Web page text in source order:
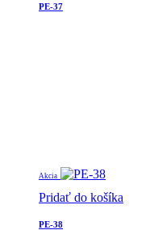
PE-37
Akcia
Pridať do košíka
PE-38